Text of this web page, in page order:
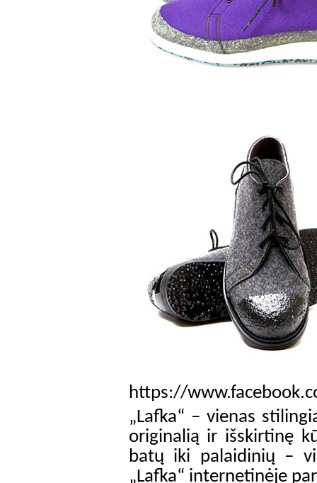
https://
„Lafka“ – vienas
originalią ir išskirtinę
batų iki palaidinių –
„Lafka“ internetinėje